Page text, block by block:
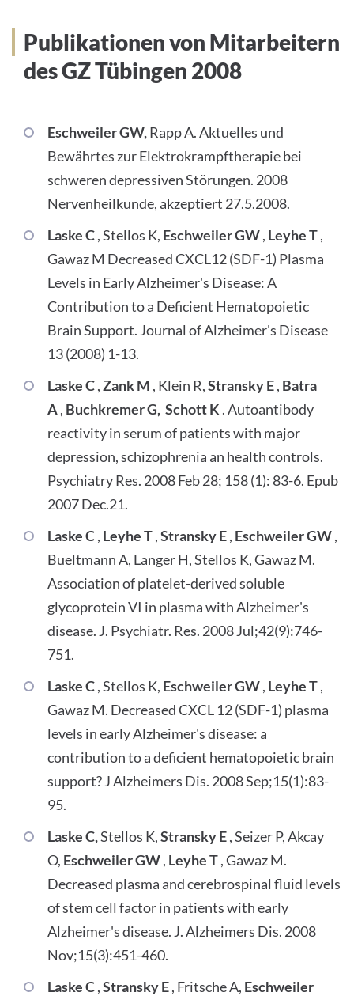
PRESSE
Deutsch
Impressum
Datenschutz
Publikationen von Mitarbeitern
des GZ Tübingen 2008
Eschweiler GW,Rapp A. Aktuelles und
Bewährtes zur Elektrokrampftherapie bei
schweren depressiven Störungen. 2008
Nervenheilkunde, akzeptiert 27.5.2008.
Laske C, Stellos K, Eschweiler GW, Leyhe T,
Gawaz M Decreased CXCL12 (SDF-1) Plasma
Levels in Early Alzheimer's Disease: A
Contribution to a Deficient Hematopoietic
Brain Support. Journal of Alzheimer's Disease
13 (2008) 1-13.
Laske C,Zank M , Klein R,Stransky E, Batra
A, Buchkremer G, Schott K . Autoantibody
reactivity in serum of patients with major
depression, schizophrenia an health controls.
Psychiatry Res. 2008 Feb 28; 158 (1): 83-6. Epub
2007 Dec.21.
Laske C, Leyhe T,Stransky E, Eschweiler GW,
Bueltmann A, Langer H, Stellos K, Gawaz M.
Association of platelet-derived soluble
glycoprotein VI in plasma with Alzheimer's
disease. J. Psychiatr. Res. 2008 Jul;42(9):746-
751.
Laske C, Stellos K, Eschweiler GW, Leyhe T,
Gawaz M. Decreased CXCL 12 (SDF-1) plasma
levels in early Alzheimer's disease: a
contribution to a deficient hematopoietic brain
support? J Alzheimers Dis. 2008 Sep;15(1):83-
95.
Laske C,Stellos K,Stransky E, Seizer P, Akcay
O, Eschweiler GW, Leyhe T, Gawaz M.
Decreased plasma and cerebrospinal fluid levels
of stem cell factor in patients with early
Alzheimer's disease. J. Alzheimers Dis. 2008
Nov;15(3):451-460.
Laske C,Stransky E, Fritsche A, Eschweiler